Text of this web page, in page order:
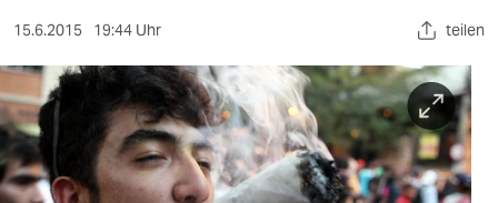
sport
berlin
nord
wahrheit
15.6.2015 19:44 Uhr teilen